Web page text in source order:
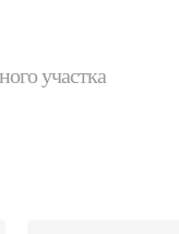
участка